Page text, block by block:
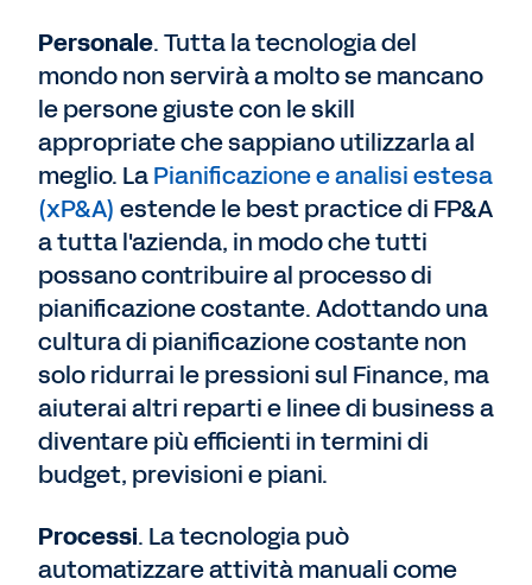
Personale. Tutta la tecnologia del
mondo non servirà a molto se mancano
le persone giuste con le skill
appropriate che sappiano utilizzarla al
meglio. LaPianificazione e analisi estesa
(xP&A) estende le best practice di FP&A
a tutta l'azienda, in modo che tutti
possano contribuire al processo di
pianificazione costante. Adottando una
cultura di pianificazione costante non
solo ridurrai le pressioni sul Finance, ma
aiuterai altri reparti e linee di business a
diventare più efficienti in termini di
budget, previsioni e piani.
Processi. La tecnologia può
automatizzare attività manuali come